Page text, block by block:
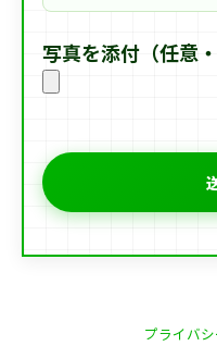
写真を添付（任意
プライバ